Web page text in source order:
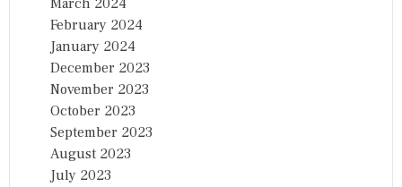
March 2024
February 2024
January 2024
December 2023
November 2023
October 2023
September 2023
August 2023
July 2023